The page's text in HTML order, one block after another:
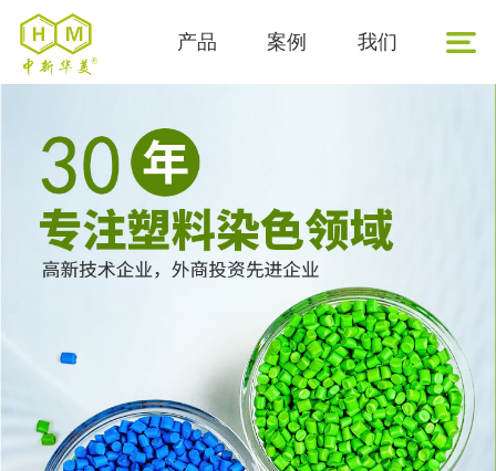
产品 案例 我们